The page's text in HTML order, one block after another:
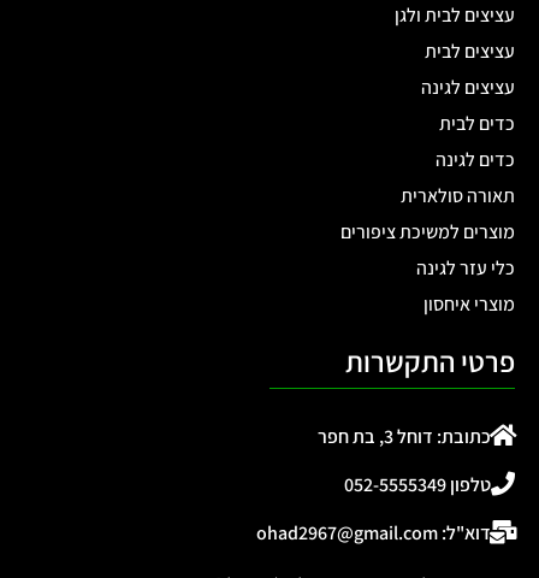
עציצים לבית ולגן
עציצים לבית
עציצים לגינה
כדים לבית
כדים לגינה
תאורה סולארית
מוצרים למשיכת ציפורים
כלי עזר לגינה
מוצרי איחסון
פרטי התקשרות
כתובת: דוחל 3, בת חפר
טלפון 052-5555349
דוא"ל: ohad2967@gmail.com